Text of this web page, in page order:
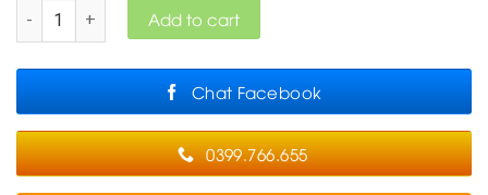
Quantity Add to cart
Chat Facebook
0399.766.655